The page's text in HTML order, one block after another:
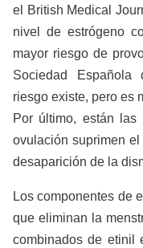
el British Medical
nivel de estrógeno
mayor riesgo de
Sociedad Española
riesgo existe, pero es
Por último, están
ovulación suprimen
desaparición de la
Los componentes de
que eliminan la
combinados de etinil